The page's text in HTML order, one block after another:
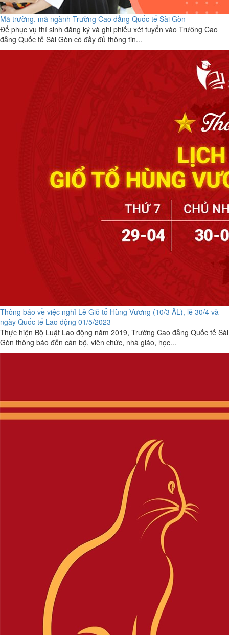
Mã trường, mã ngành Trường Cao đẳng Quốc tế Sài Gòn
Để phục vụ thí sinh đăng ký và ghi phiếu xét tuyển vào Trường Cao
đẳng Quốc tế Sài Gòn có đầy đủ thông tin...
Thông báo về việc nghỉ Lễ Giỗ tổ Hùng Vương (10/3 ÂL), lễ 30/4 và
ngày Quốc tế Lao động 01/5/2023
Thực hiện Bộ Luật Lao động năm 2019, Trường Cao đẳng Quốc tế Sài
Gòn thông báo đến cán bộ, viên chức, nhà giáo, học...